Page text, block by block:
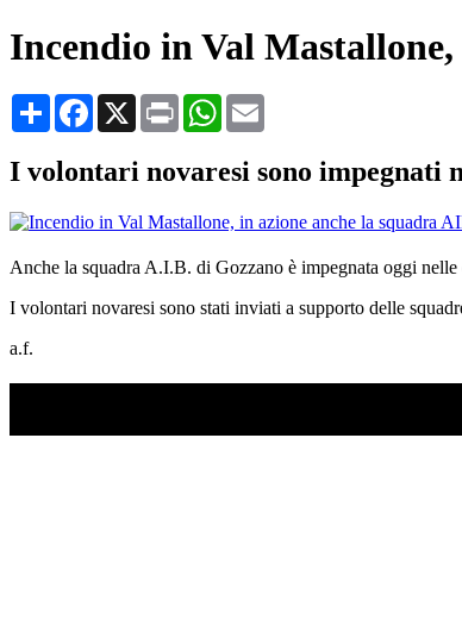
Incendio in Val
CondividiFacebook
X Print WhatsApp
I volontari novaresi sono impegnati
Anche la squadra A.I.B. di Gozzano è impegnata oggi
I volontari novaresi sono stati inviati a supporto delle
a.f.